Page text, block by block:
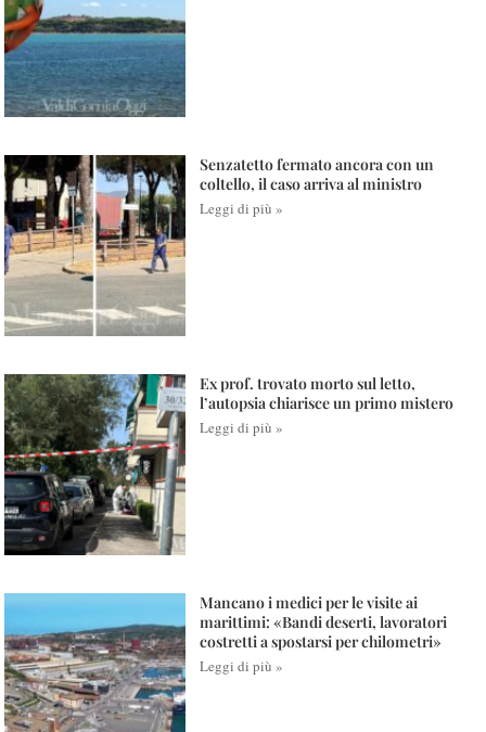
Senzatetto fermato ancora con un
coltello, il caso arriva al ministro
Leggi di più »
Ex prof. trovato morto sul letto,
l’autopsia chiarisce un primo mistero
Leggi di più »
Mancano i medici per le visite ai
marittimi: «Bandi deserti, lavoratori
costretti a spostarsi per chilometri»
Leggi di più »